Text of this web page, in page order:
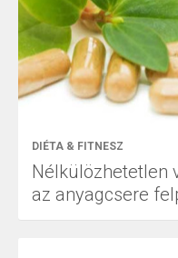
DIÉTA & FITNESZ
Nélkülözhetetlen
az anyagcsere